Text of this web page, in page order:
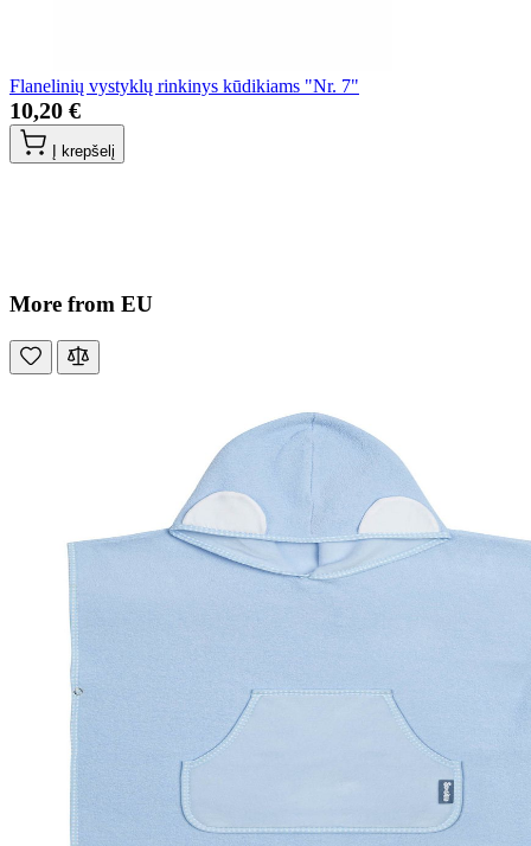
Flanelinių vystyklų rinkinys kūdikiams "Nr. 7"
10,20 €
Į krepšelį
More from EU